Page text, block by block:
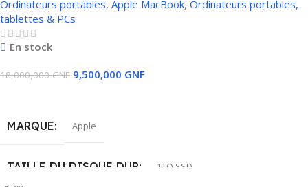
MODÈLE DU CPU Intel Core i9
CARTE GRAPHIQUE
AMD Radeon Pro 5300M avec 4 Go GDDR6
TAILLE DE L'ÉCRAN
ETAT Occaz comme neuf
Ordinateurs portables, Apple MacBook, Ordinateurs portables,
tablettes & PCs
En stock
18,000,000GNF 9,500,000 GNF
MARQUE Apple
TAILLE DU DISQUE DUR 1TO SSD